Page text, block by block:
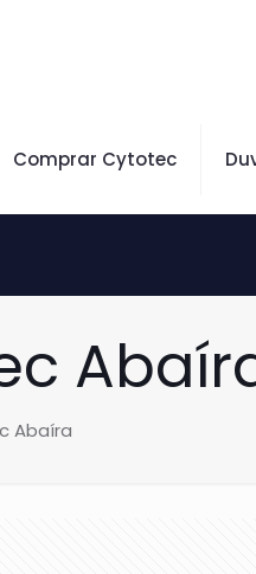
Comprar Cytotec
Abaíra